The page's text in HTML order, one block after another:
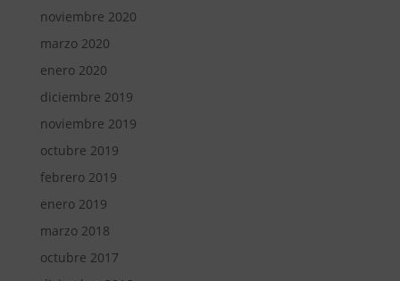
noviembre 2020
marzo 2020
enero 2020
diciembre 2019
noviembre 2019
octubre 2019
febrero 2019
enero 2019
marzo 2018
octubre 2017